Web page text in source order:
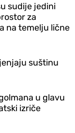
sudije jedini
za
na temelju lične
suštinu
u glavu
izriče